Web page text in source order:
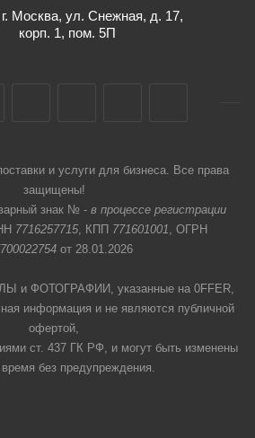
г. Москва, ул. Снежная, д. 17,
корп. 1, пом. 5П
и услуги для бизнеса. Все права
защищены!
знак № - в процессе регистрации
7716257715, КПП 771601001, ОГРН
от 28.01.2026
и ФОТОГРАФИИ, указанные на 0FFER,
информация и не являются публичной
офертой,
ст. 437 ГК РФ, и могут быть изменены
без предупреждения.